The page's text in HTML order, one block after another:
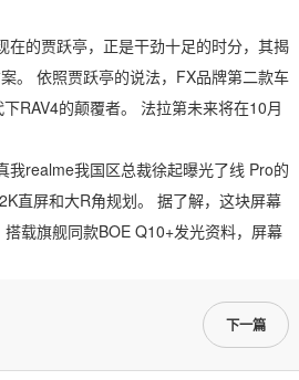
的贾跃亭，正是干劲十足的时分，其揭
。 依照贾跃亭的说法，FX品牌第二款车
RAV4的颠覆者。 法拉第未来将在10月
realme我国区总裁徐起曝光了线 Pro的
直屏和大R角规划。 据了解，这块屏幕
载旗舰同款BOE Q10+发光资料，屏幕
下一篇